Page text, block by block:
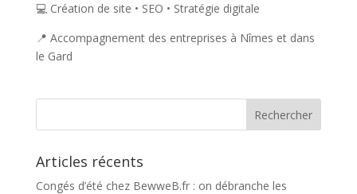
💻 Création de site • SEO • Stratégie digitale
📍 Accompagnement des entreprises à Nîmes et dans
le Gard
Articles récents
Congés d’été chez BewweB.fr : on débranche les